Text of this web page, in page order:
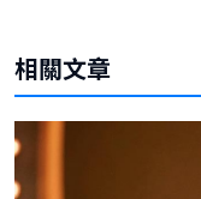
相關文章